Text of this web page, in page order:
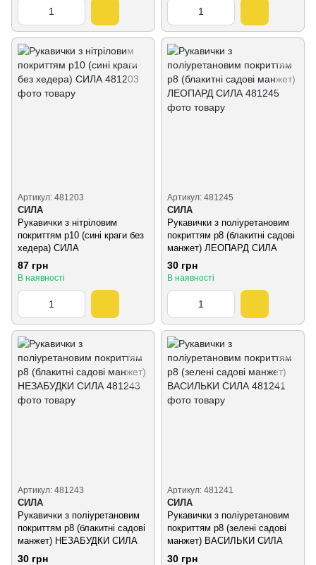
Артикул: 481203
СИЛА
Рукавички з нітріловим
покриттям р10 (сині краги без
хедера) СИЛА
87 грн
В наявності
Артикул: 481245
СИЛА
Рукавички з поліуретановим
покриттям р8 (блакитні садові
манжет) ЛЕОПАРД СИЛА
30 грн
В наявності
Артикул: 481243
СИЛА
Рукавички з поліуретановим
покриттям р8 (блакитні садові
манжет) НЕЗАБУДКИ СИЛА
30 грн
Артикул: 481241
СИЛА
Рукавички з поліуретановим
покриттям р8 (зелені садові
манжет) ВАСИЛЬКИ СИЛА
30 грн